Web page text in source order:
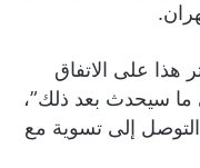
هذا على الاتفاق
ما سيحدث بعد ذلك”،
إلى تسوية مع